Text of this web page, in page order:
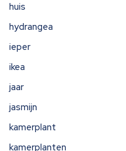
huis
hydrangea
ieper
ikea
jaar
jasmijn
kamerplant
kamerplanten